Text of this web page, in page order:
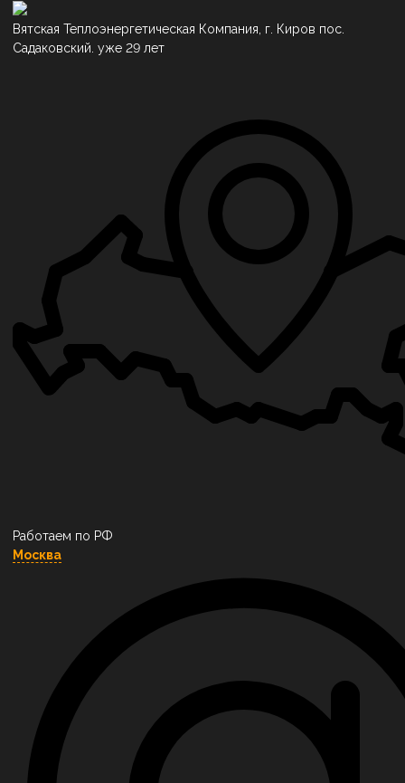
Вятская Теплоэнергетическая Компания, г. Киров пос.
Садаковский. уже 29 лет
Работаем по РФ
Москва